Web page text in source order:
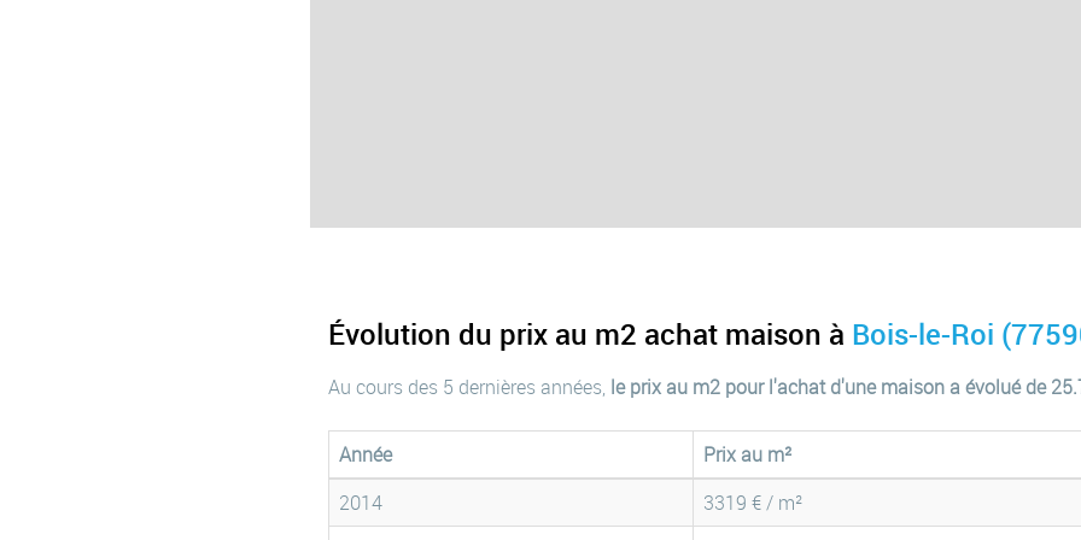
Évolution du prix au m2 achat maison à Bois-le-Roi
Au cours des 5 dernières années, le prix au m2 pour l'achat d'une maison a évolué de
Année
Prix au m²
2014
3319 € / m²